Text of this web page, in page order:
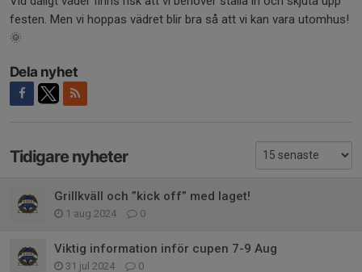
festen. Men vi hoppas vädret blir bra så att vi kan vara utomhus!
🌞
Dela nyhet
Tidigare nyheter
Grillkväll och ”kick off” med laget!
1 aug 2024 0
Viktig information inför cupen 7-9 Aug
31 jul 2024 0